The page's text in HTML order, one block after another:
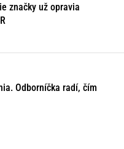
značky už opravia
Odborníčka radí, čím